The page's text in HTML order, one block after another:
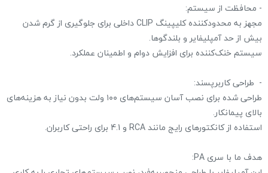
- محافظت از سیستم:
مجهز به محدودکننده کلیپینگ CLIP داخلی برای جلوگیری از گرم شدن
بیش از حد آمپلیفایر و بلندگوها.
سیستم خنک‌کننده برای افزایش دوام و اطمینان عملکرد.
- طراحی کاربرپسند:
طراحی شده برای نصب آسان سیستم‌های ۱۰۰ ولت بدون نیاز به هزینه‌های
بالای پیمانکار.
استفاده از کانکتورهای رایج مانند RCA و 4.1 برای راحتی کاربران.
هدف ما با سری PA: